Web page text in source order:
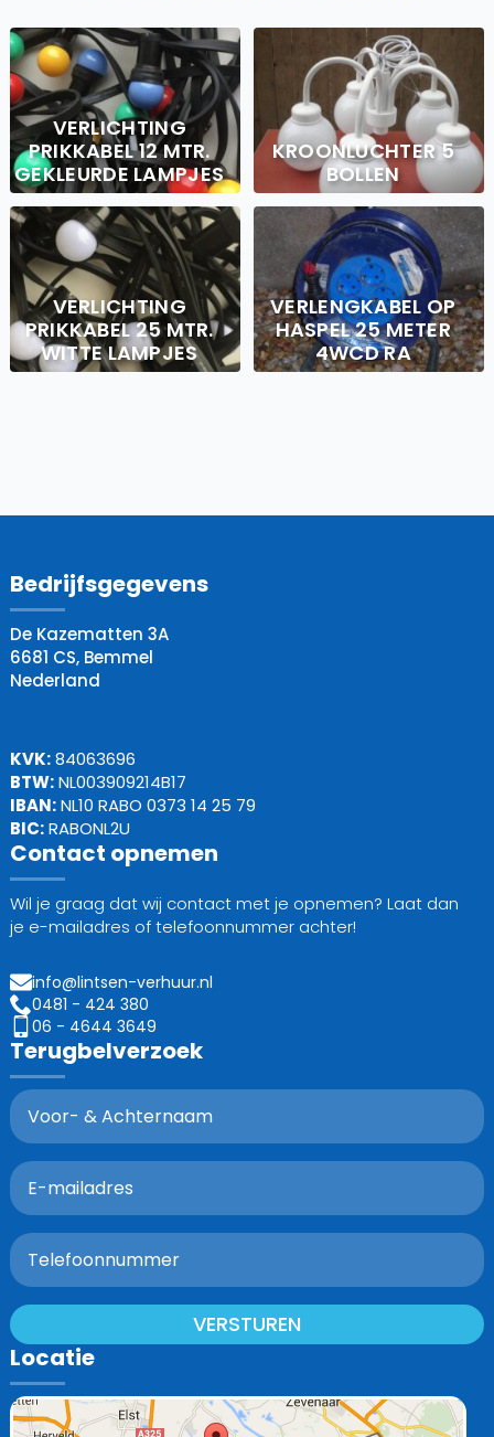
VERLICHTING
PRIKKABEL 12 MTR.
GEKLEURDE LAMPJES
KROONLUCHTER 5
BOLLEN
VERLICHTING
PRIKKABEL 25 MTR.
WITTE LAMPJES
VERLENGKABEL OP
HASPEL 25 METER
4WCD RA
Bedrijfsgegevens
De Kazematten 3A
6681 CS, Bemmel
Nederland
KVK:84063696
BTW:NL003909214B17
IBAN:NL10 RABO 0373 14 25 79
BIC:RABONL2U
Contact opnemen
Wil je graag dat wij contact met je opnemen? Laat dan
je e-mailadres of telefoonnummer achter!
info@lintsen-verhuur.nl
0481 - 424 380
06 - 4644 3649
Terugbelverzoek
VERSTUREN
Locatie